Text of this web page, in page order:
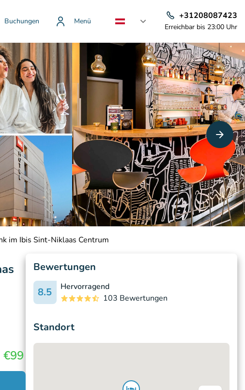
Buchungen Menü
+31208087423
Erreichbar bis 23:00 Uhr
im Ibis Sint-Niklaas Centrum
€99
Bewertungen
8.5
Hervorragend
103 Bewertungen
Standort